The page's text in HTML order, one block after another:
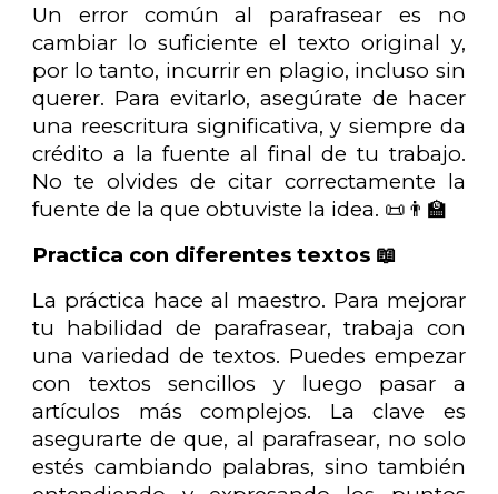
Un error común al parafrasear es no
cambiar lo suficiente el texto original y,
por lo tanto, incurrir en plagio, incluso sin
querer. Para evitarlo, asegúrate de hacer
una reescritura significativa, y siempre da
crédito a la fuente al final de tu trabajo.
No te olvides de citar correctamente la
fuente de la que obtuviste la idea. 📜👨‍🏫
Practica con diferentes textos 📖
La práctica hace al maestro. Para mejorar
tu habilidad de parafrasear, trabaja con
una variedad de textos. Puedes empezar
con textos sencillos y luego pasar a
artículos más complejos. La clave es
asegurarte de que, al parafrasear, no solo
estés cambiando palabras, sino también